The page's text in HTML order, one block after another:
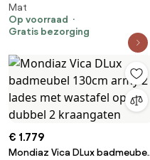
200cm smoke 4 lades met
wastafel ostra rechts 1
kraangat
Mat
Op voorraad
Gratis bezorging
€ 1.779
Mondiaz Vica DLux badmeubel